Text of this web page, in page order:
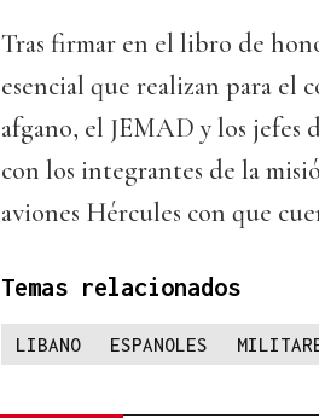
Tras firmar en el libro de
esencial que realizan para
afgano, el JEMAD y los jefes
con los integrantes de la
aviones Hércules con que
Temas relacionados
LIBANO ESPANOLES